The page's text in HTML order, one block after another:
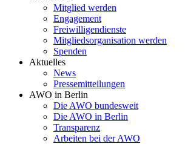
Mitglied werden
Engagement
Freiwilligendienste
Mitgliedsorganisation werden
Spenden
Aktuelles
News
Pressemitteilungen
AWO in Berlin
Die AWO bundesweit
Die AWO in Berlin
Transparenz
Arbeiten bei der AWO